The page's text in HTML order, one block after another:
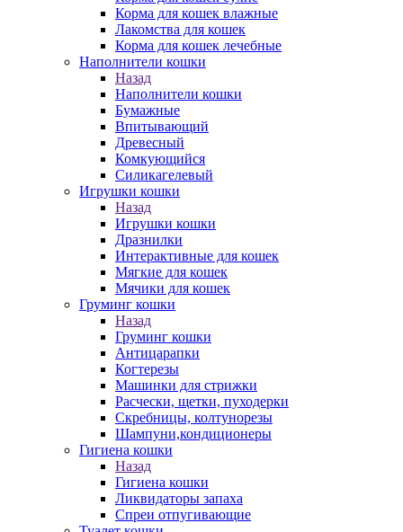
Корма для кошек влажные
Лакомства для кошек
Корма для кошек лечебные
Наполнители кошки
Назад
Наполнители кошки
Бумажные
Впитывающий
Древесный
Комкующийся
Силикагелевый
Игрушки кошки
Назад
Игрушки кошки
Дразнилки
Интерактивные для кошек
Мягкие для кошек
Мячики для кошек
Груминг кошки
Назад
Груминг кошки
Антицарапки
Когтерезы
Машинки для стрижки
Расчески, щетки, пуходерки
Скребницы, колтунорезы
Шампуни,кондиционеры
Гигиена кошки
Назад
Гигиена кошки
Ликвидаторы запаха
Спреи отпугивающие